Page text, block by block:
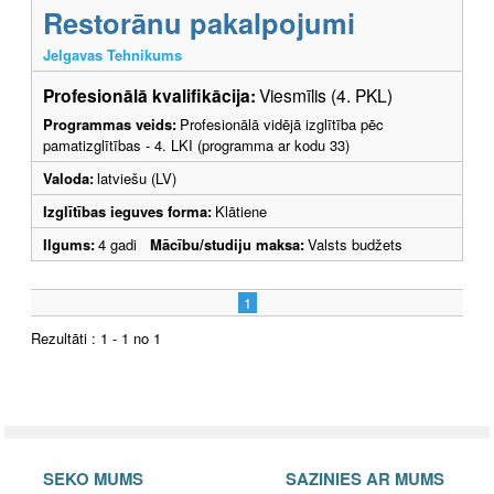
Restorānu pakalpojumi
Jelgavas Tehnikums
Profesionālā kvalifikācija:Viesmīlis (4. PKL)
Programmas veids: Profesionālā vidējā izglītība pēc
pamatizglītības - 4. LKI (programma ar kodu 33)
Valoda:latviešu (LV)
Izglītības ieguves forma: Klātiene
Ilgums:4 gadi Mācību/studiju maksa:Valsts budžets
1
Rezultāti : 1 - 1 no 1
SEKO MUMS SAZINIES AR MUMS